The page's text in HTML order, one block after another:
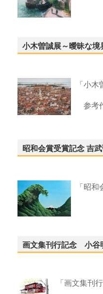
小木曽誠展～曖昧な境
「小
参考
昭和会賞受賞記念 吉
「昭
画文集刊行記念 小谷
「画文集刊